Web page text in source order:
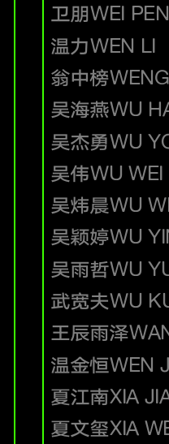
卫朋WEI
温力WEN LI
翁中榜
吴海燕WU
吴杰勇WU
吴伟WU WEI
吴炜晨WU
吴颖婷WU
吴雨哲WU
武宽夫WU
王辰雨泽
温金恒WEN
夏江南XIA
夏文玺XIA